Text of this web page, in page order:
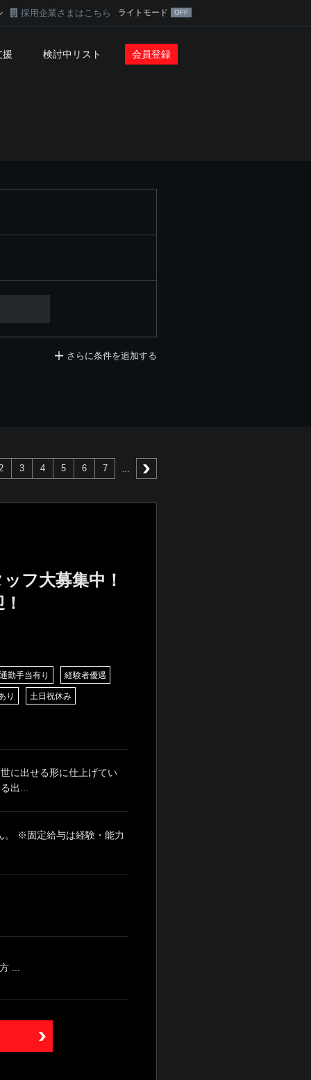
採用企業さまはこちら ライトモード
援 検討中リスト 会員登録
さらに条件を追加する
3 4 5 6 7
フ大募集中！
通勤手当有り 経験者優遇
り 土日祝休み
に出せる形に仕上げてい
出...
。 ※固定給与は経験・能力
...